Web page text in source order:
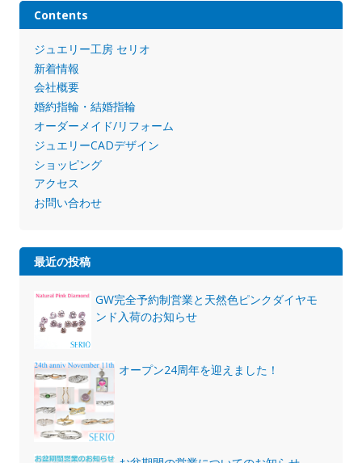
Contents
ジュエリー工房 セリオ
新着情報
会社概要
婚約指輪・結婚指輪
オーダーメイド/リフォーム
ジュエリーCADデザイン
ショッピング
アクセス
お問い合わせ
最近の投稿
GW完全予約制営業と天然色ピンクダイヤモ
ンド入荷のお知らせ
オープン24周年を迎えました！